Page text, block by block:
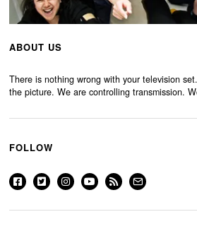
ABOUT US
There is nothing wrong with your television
the picture. We are controlling transmission.
FOLLOW